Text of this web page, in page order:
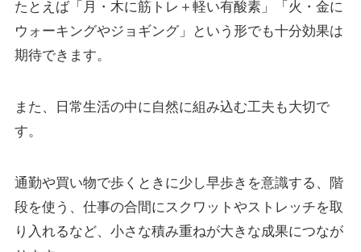
たとえば「月・木に筋トレ＋軽い有酸素」「火・金に
ウォーキングやジョギング」という形でも十分効果は
期待できます。
また、日常生活の中に自然に組み込む工夫も大切で
す。
通勤や買い物で歩くときに少し早歩きを意識する、階
段を使う、仕事の合間にスクワットやストレッチを取
り入れるなど、小さな積み重ねが大きな成果につなが